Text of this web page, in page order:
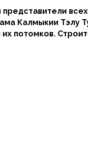
Калмыкии Тэлу
потомков.